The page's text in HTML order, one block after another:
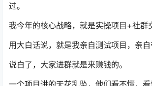
过。
我今年的核心战略，就是实操项目+社群
用大白话说，就是我亲自测试项目，亲自
说白了，大家进群就是来赚钱的。
一个项目讲的天花乱坠，他们看不懂，